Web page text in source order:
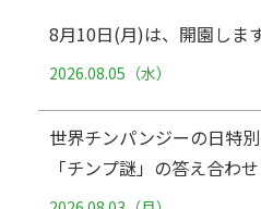
8月10日(月)は、開園します
2026.08.05（水）
世界チンパンジーの日特
「チンプ謎」の答え合わ